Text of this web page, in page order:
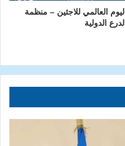
اليوم العالمي للاجئين – منظمة
الدرع الدولية